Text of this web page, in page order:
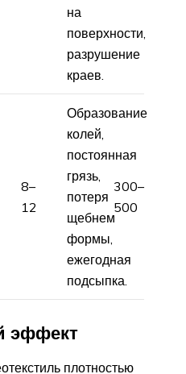
на
поверхности,
разрушение
краев.
8–
12
Образование
колей,
постоянная
грязь,
потеря
щебнем
формы,
ежегодная
подсыпка.
300–
500
эффект
плотностью